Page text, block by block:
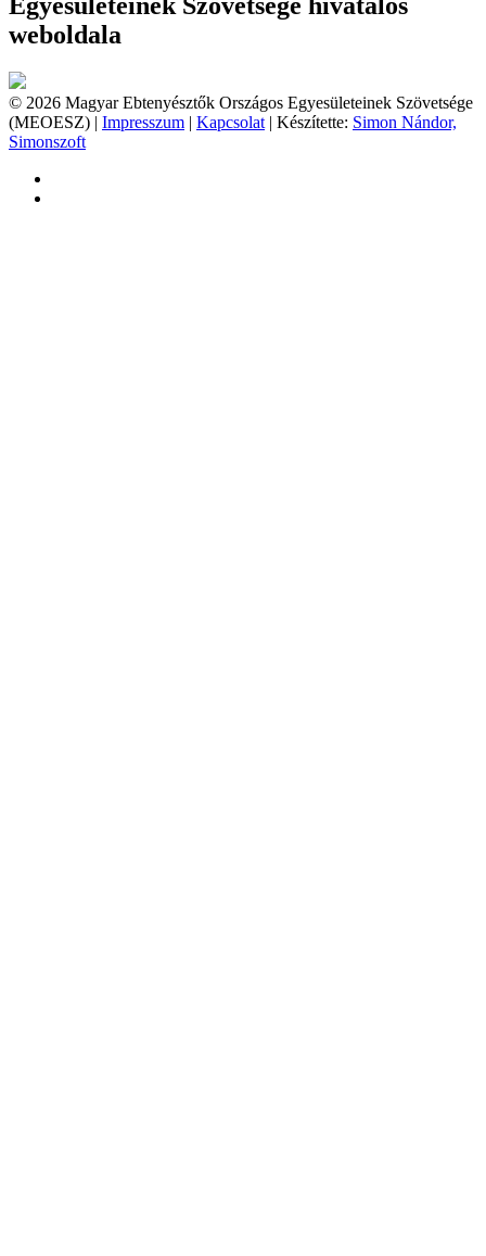
weboldala
© 2026 Magyar Ebtenyésztők Országos Egyesületeinek Szövetsége
(MEOESZ) | Impresszum | Kapcsolat | Készítette: Simon Nándor,
Simonszoft